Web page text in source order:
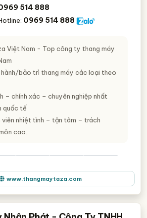
514 888
0969 514 888
Việt Nam - Top công ty thang máy
hành/bảo trì thang máy các loại theo
– chính xác – chuyên nghiệp nhất
quốc tế
viên nhiệt tình – tận tâm – trách
cao.
www.thangmaytaza.com